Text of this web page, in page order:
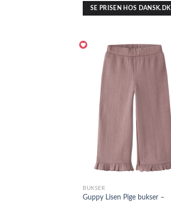
SE PRISEN HOS DANSK.DK
BUKSER
Guppy Lisen Pige bukser –